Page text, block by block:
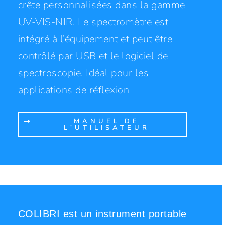
crête personnalisées dans la gamme
UV-VIS-NIR. Le spectromètre est
intégré à l’équipement et peut être
contrôlé par USB et le logiciel de
spectroscopie. Idéal pour les
applications de réflexion
MANUEL DE
L'UTILISATEUR
COLIBRI est un instrument portable